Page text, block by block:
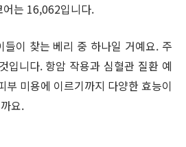
어는 16,062입니다.
들이 찾는 베리 중 하나일 거예요. 주
입니다. 항암 작용과 심혈관 질환 예
부 미용에 이르기까지 다양한 효능이
요.